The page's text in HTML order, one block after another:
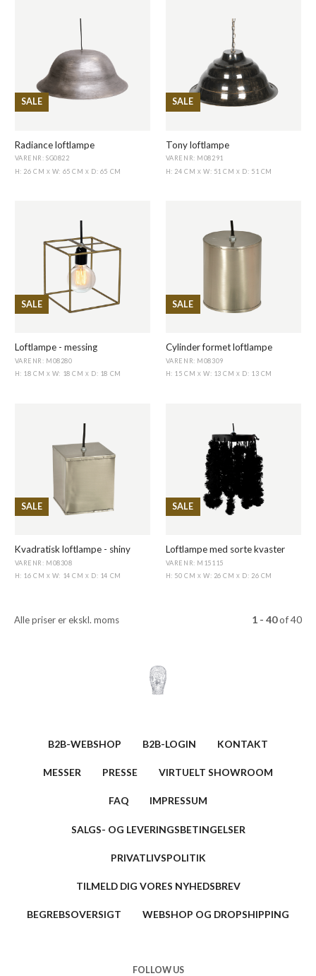
SALE
Radiance loftlampe
VARENR: SG0822
H: 26 CM X W: 65 CM X D: 65 CM
SALE
Tony loftlampe
VARENR: M08291
H: 24 CM X W: 51 CMX D: 51 CM
SALE
Loftlampe - messing
VARENR: M08280
H: 18 CM X W: 18 CM X D: 18 CM
SALE
Cylinder formet loftlampe
VARENR: M08309
H: 15 CM X W: 13 CMX D: 13 CM
SALE
Kvadratisk loftlampe - shiny
VARENR: M08308
H: 16 CM X W: 14 CM X D: 14 CM
SALE
Loftlampe med sorte kvaster
VARENR: M15115
H: 50 CM X W: 26 CMX D: 26 CM
Alle priser er ekskl. moms 1 - 40of40
B2B-WEBSHOP B2B-LOGIN KONTAKT
MESSER PRESSE VIRTUELT SHOWROOM
FAQ IMPRESSUM
SALGS- OG LEVERINGSBETINGELSER
PRIVATLIVSPOLITIK
TILMELD DIG VORES NYHEDSBREV
BEGREBSOVERSIGT WEBSHOP OG DROPSHIPPING
FOLLOW US